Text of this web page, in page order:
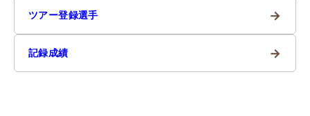
ツアー登録選手 →
記録成績 →